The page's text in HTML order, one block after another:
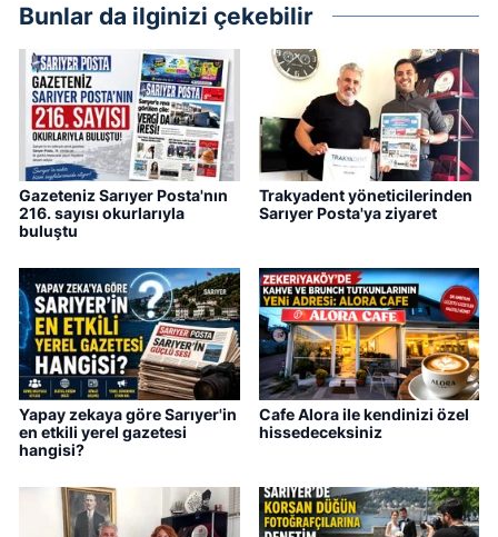
Bunlar da ilginizi çekebilir
Gazeteniz Sarıyer Posta'nın
216. sayısı okurlarıyla
buluştu
Trakyadent yöneticilerinden
Sarıyer Posta'ya ziyaret
Yapay zekaya göre Sarıyer'in
en etkili yerel gazetesi
hangisi?
Cafe Alora ile kendinizi özel
hissedeceksiniz